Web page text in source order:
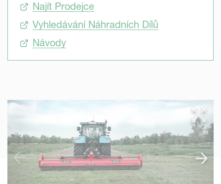
Najít Prodejce
Vyhledávání Náhradních Dílů
Návody